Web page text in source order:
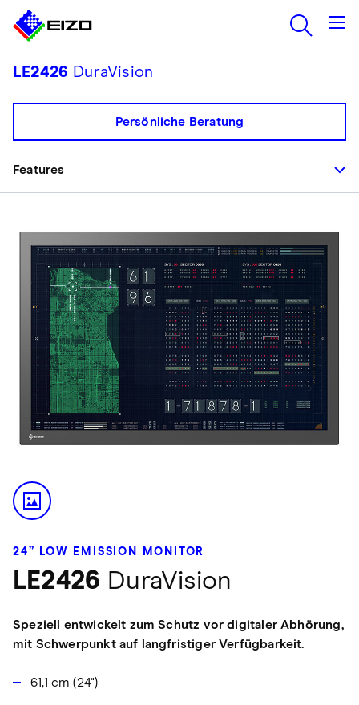
LE2426 DuraVision
Features
Persönliche Beratung
24” LOW EMISSION MONITOR
LE2426 DuraVision
Speziell entwickelt zum Schutz vor digitaler Abhörung,
mit Schwerpunkt auf langfristiger Verfügbarkeit.
61,1 cm (24")